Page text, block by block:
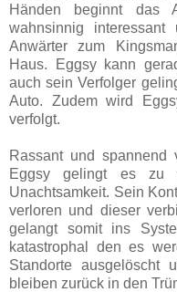
Händen beginnt das
wahnsinnig
Anwärter zum
Haus. Eggsy kann
auch sein Verfolger
Auto. Zudem wird
verfolgt.
Rassant und spannend
Eggsy gelingt es zu
Unachtsamkeit. Sein
verloren und dieser
gelangt somit ins
katastrophal den es
Standorte ausgelöscht
bleiben zurück in den